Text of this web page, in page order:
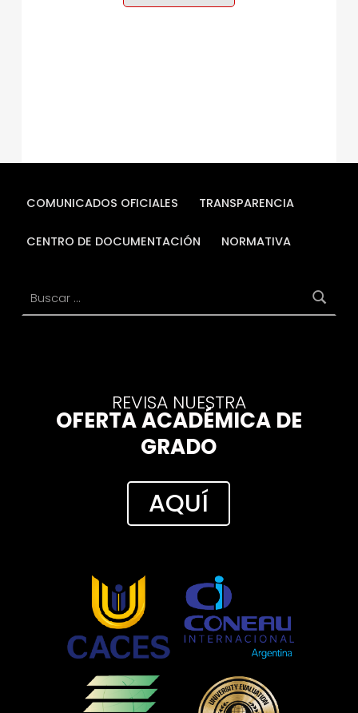
COMUNICADOS OFICIALES TRANSPARENCIA
CENTRO DE DOCUMENTACIÓN NORMATIVA
REVISA NUESTRA
OFERTA ACADÉMICA DE
GRADO
AQUÍ